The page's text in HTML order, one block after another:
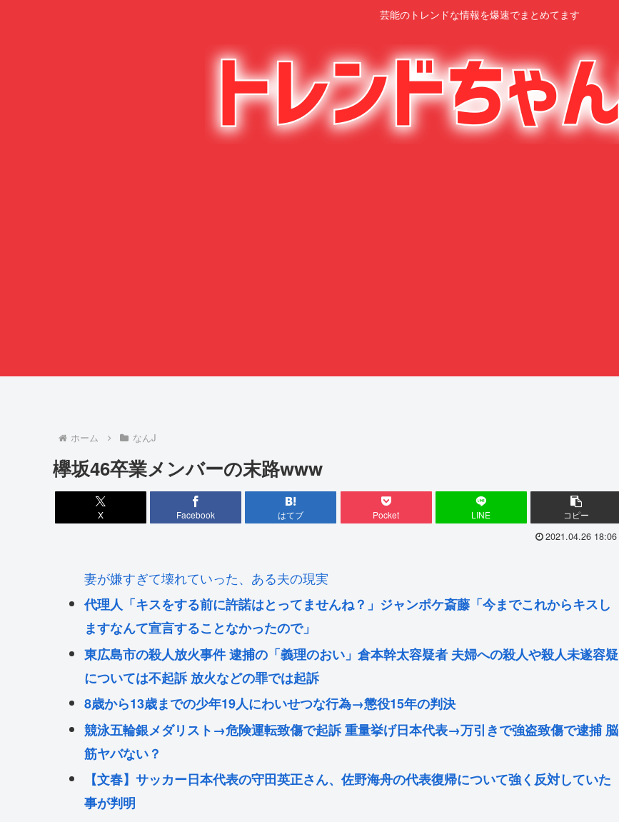
芸能のトレンドな情報を爆速でまとめてます
ホーム なんJ
欅坂46卒業メンバーの末路www
X Facebook はてブ Pocket LINE コピー
2021.04.26 18:06
妻が嫌すぎて壊れていった、ある夫の現実
代理人「キスをする前に許諾はとってませんね？」ジャンポケ斎藤「今までこれからキスし
ますなんて宣言することなかったので」
東広島市の殺人放火事件 逮捕の「義理のおい」倉本幹太容疑者 夫婦への殺人や殺人未遂容疑
については不起訴 放火などの罪では起訴
8歳から13歳までの少年19人にわいせつな行為→懲役15年の判決
競泳五輪銀メダリスト→危険運転致傷で起訴 重量挙げ日本代表→万引きで強盗致傷で逮捕 脳
筋ヤバない？
【文春】サッカー日本代表の守田英正さん、佐野海舟の代表復帰について強く反対していた
事が判明